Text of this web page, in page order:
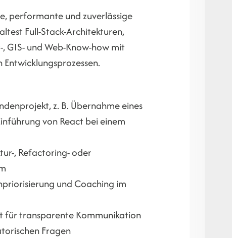
performante und zuverlässige
Full-Stack-Architekturen,
GIS- und Web-Know-how mit
z. B. Übernahme eines
von React bei einem
, Refactoring- oder
und Coaching im
für transparente Kommunikation
Fragen